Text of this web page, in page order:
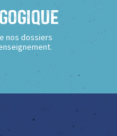
nos dossiers